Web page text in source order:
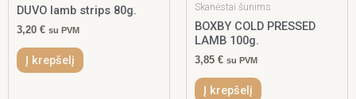
DUVO lamb strips 80g.
3,20 € su PVM
Į krepšelį
Skanėstai šunims
BOXBY COLD PRESSED
LAMB 100g.
3,85 € su PVM
Į krepšelį